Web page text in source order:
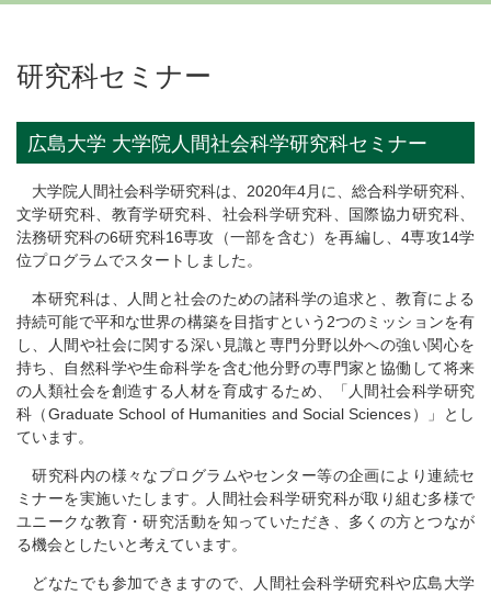
研究科セミナー
広島大学 大学院人間社会科学研究科セミナー
大学院人間社会科学研究科は、2020年4月に、総合科学研究科、
文学研究科、教育学研究科、社会科学研究科、国際協力研究科、
法務研究科の6研究科16専攻（一部を含む）を再編し、4専攻14学
位プログラムでスタートしました。
本研究科は、人間と社会のための諸科学の追求と、教育による
持続可能で平和な世界の構築を目指すという2つのミッションを有
し、人間や社会に関する深い見識と専門分野以外への強い関心を
持ち、自然科学や生命科学を含む他分野の専門家と協働して将来
の人類社会を創造する人材を育成するため、「人間社会科学研究
科（Graduate School of Humanities and Social Sciences）」とし
ています。
研究科内の様々なプログラムやセンター等の企画により連続セ
ミナーを実施いたします。人間社会科学研究科が取り組む多様で
ユニークな教育・研究活動を知っていただき、多くの方とつなが
る機会としたいと考えています。
どなたでも参加できますので、人間社会科学研究科や広島大学